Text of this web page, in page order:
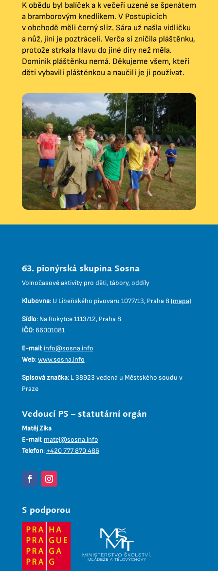
K obědu byl balíček a k večeři uzené se špenátem
a bramborovým knedlíkem. V Postupicích
v obchodě měli černý sliz. Sára už našla vidličku
a nůž, jiní je poztráceli. Verča si zničila pláštěnku,
protože strkala hlavu do jiné díry než měla.
Dominik pláštěnku nemá. Děkujeme všem, kteří
děti vybavili pláštěnkou a naučili je ji používat.
63. pionýrská skupina Sosna
Volnočasové aktivity pro děti, tábory, oddíly
Klubovna: U Libeňského pivovaru 1077/13, Praha 8 (mapa)
Sídlo: Na Rokytce 1113/12, Praha 8
IČO: 66001081
E-mail: info@sosna.info
Web:www.sosna.info
Spisová značka: L 38923 vedená u Městského soudu v
Praze
Vedoucí PS – statutární orgán
Matěj Zíka
E-mail: matej@sosna.info
Telefon: +420 777 870 486
S podporou